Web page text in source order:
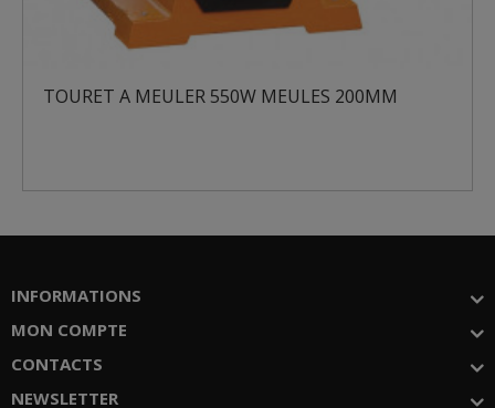
550W MEULES 200MM MEULEUSE
INFORMATIONS
MON COMPTE
CONTACTS
NEWSLETTER